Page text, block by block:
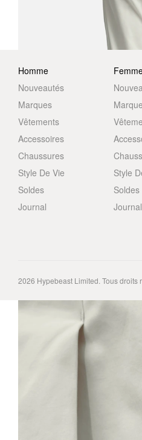
Homme
Nouveautés
Marques
Vêtements
Accessoires
Chaussures
Style De Vie
Soldes
Journal
Style
Soldes
Journal
2026 Hypebeast Limited. Tous droits